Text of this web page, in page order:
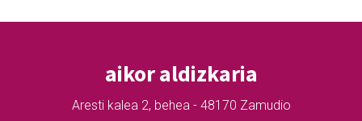
aikor aldizkaria
Aresti kalea 2, behea - 48170 Zamudio